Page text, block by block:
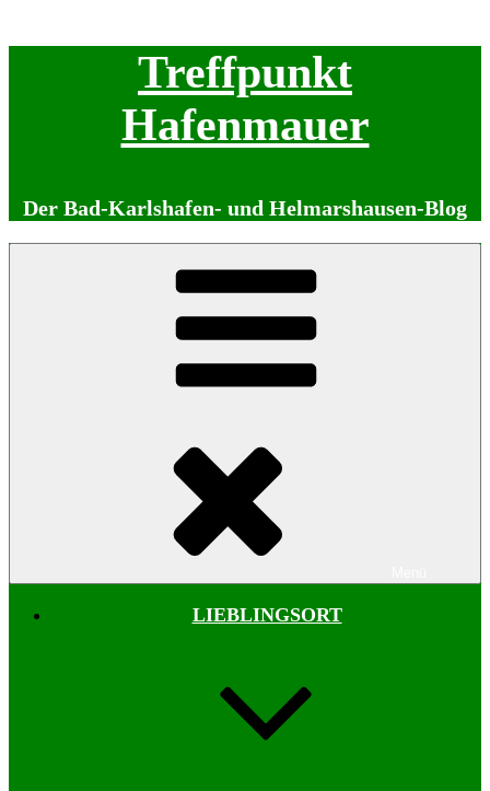
Treffpunkt
Hafenmauer
Der Bad-Karlshafen- und Helmarshausen-Blog
LIEBLINGSORT